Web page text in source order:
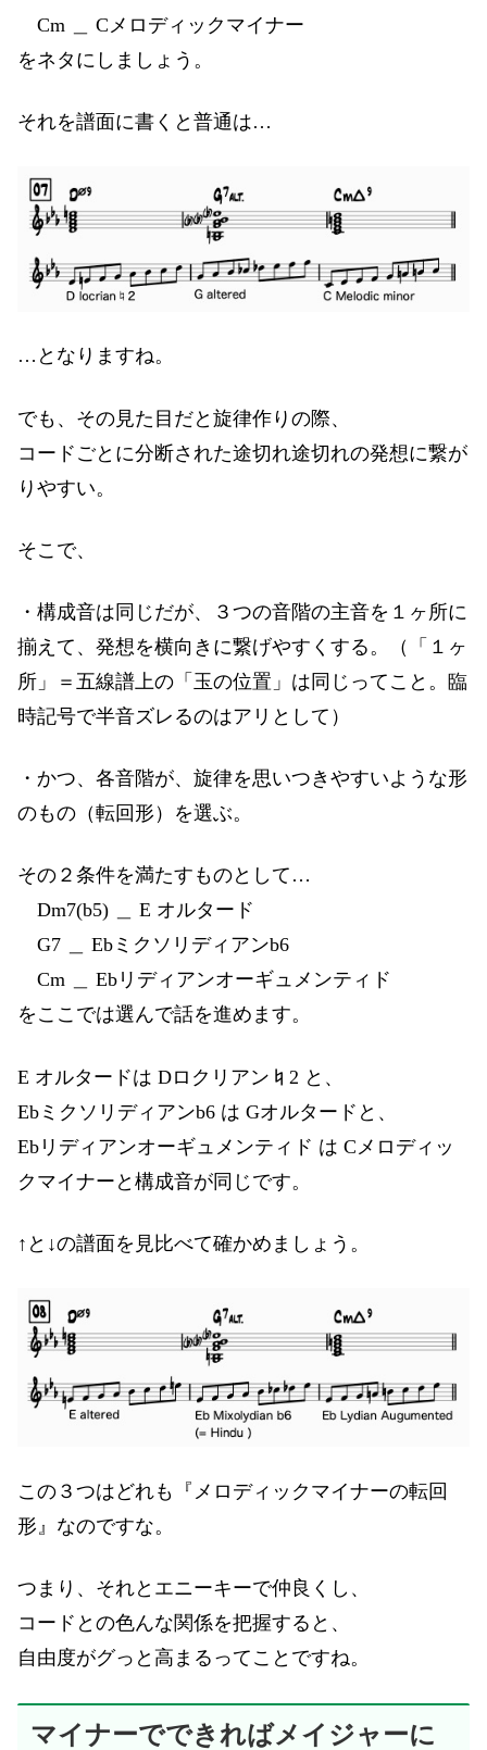
Cm ＿ Cメロディックマイナー
をネタにしましょう。
それを譜面に書くと普通は…
…となりますね。
でも、その見た目だと旋律作りの際、
コードごとに分断された途切れ途切れの発想に繋が
りやすい。
そこで、
・構成音は同じだが、３つの音階の主音を１ヶ所に
揃えて、発想を横向きに繋げやすくする。（「１ヶ
所」＝五線譜上の「玉の位置」は同じってこと。臨
時記号で半音ズレるのはアリとして）
・かつ、各音階が、旋律を思いつきやすいような形
のもの（転回形）を選ぶ。
その２条件を満たすものとして…
Dm7(b5) ＿ E オルタード
G7 ＿ Ebミクソリディアンb6
Cm ＿ Ebリディアンオーギュメンティド
をここでは選んで話を進めます。
E オルタードは Dロクリアン♮2 と、
Ebミクソリディアンb6 は Gオルタードと、
Ebリディアンオーギュメンティド は Cメロディッ
クマイナーと構成音が同じです。
↑と↓の譜面を見比べて確かめましょう。
この３つはどれも『メロディックマイナーの転回
形』なのですな。
つまり、それとエニーキーで仲良くし、
コードとの色んな関係を把握すると、
自由度がグっと高まるってことですね。
マイナーでできればメイジャーに